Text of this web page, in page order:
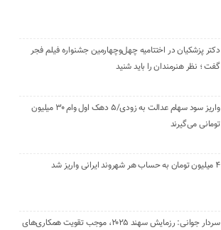
دکتر پزشکیان در اختتامیه چهل‌وچهارمین جشنواره فیلم فجر
گفت ؛ نظر هنرمندان را باید شنید
واریز سود سهام عدالت به زودی/۵ دهک اول وام ۳۰ میلیون
تومانی می‌گیرند
۴ میلیون تومان به حساب هر شهروند ایرانی واریز شد
سردار جوانی: رزمایش سهند ۲۰۲۵، موجب تقویت همکاری‌های